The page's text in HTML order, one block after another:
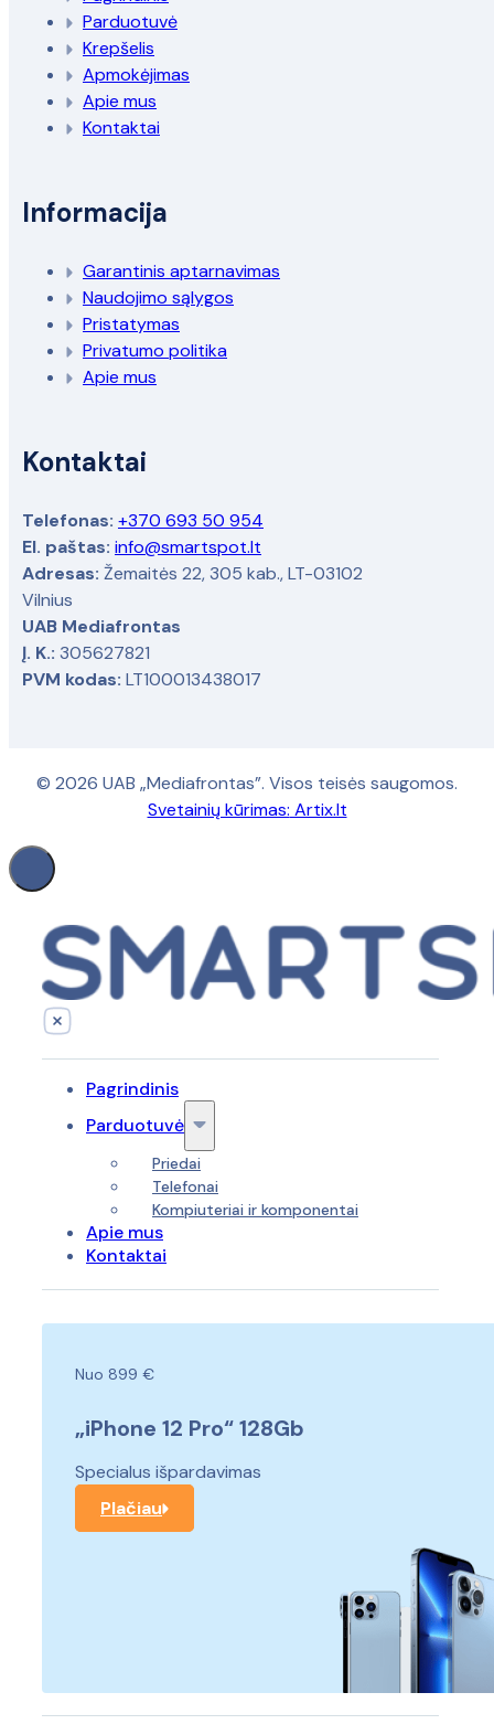
Parduotuvė
Krepšelis
Apmokėjimas
Apie mus
Kontaktai
Informacija
Garantinis aptarnavimas
Naudojimo sąlygos
Pristatymas
Privatumo politika
Apie mus
Kontaktai
Telefonas: +370 693 50 954
El. paštas: info@smartspot.lt
Adresas: Žemaitės 22, 305 kab., LT-03102
Vilnius
UAB Mediafrontas
Į. K.: 305627821
PVM kodas: LT100013438017
© 2026 UAB „Mediafrontas”. Visos teisės saugomos.
Svetainių kūrimas: Artix.lt
Pagrindinis
Parduotuvė
Priedai
Telefonai
Kompiuteriai ir komponentai
Apie mus
Kontaktai
Nuo 899 €
„iPhone 12 Pro“ 128Gb
Specialus išpardavimas
Plačiau